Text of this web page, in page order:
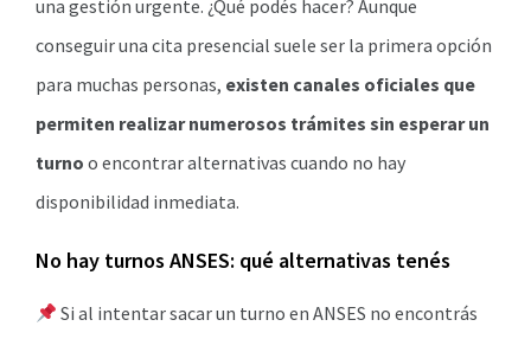
una gestión urgente. ¿Qué podés hacer? Aunque
conseguir una cita presencial suele ser la primera opción
para muchas personas, existen canales oficiales que
permiten realizar numerosos trámites sin esperar un
turno o encontrar alternativas cuando no hay
disponibilidad inmediata.
No hay turnos ANSES: qué alternativas tenés
Si al intentar sacar un turno en ANSES no encontrás